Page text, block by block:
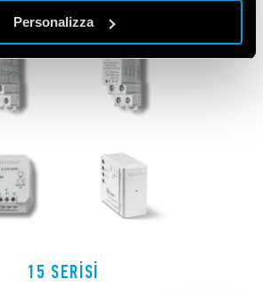
Personalizza
15 SERISI